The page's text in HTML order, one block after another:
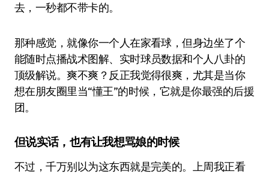
去，一秒都不带卡的。
那种感觉，就像你一个人在家看球，但身边坐了个
能随时点播战术图解、实时球员数据和个人八卦的
顶级解说。爽不爽？反正我觉得很爽，尤其是当你
想在朋友圈里当“懂王”的时候，它就是你最强的后援
团。
但说实话，也有让我想骂娘的时候
不过，千万别以为这东西就是完美的。上周我正看